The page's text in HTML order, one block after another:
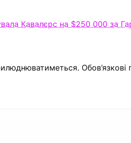
Кавалєрс на $250 000 за
Обов’язкові